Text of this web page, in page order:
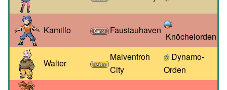
Kamillo Faustauhaven
Knöchelorden
Walter
Malvenfroh
City
Dynamo-
Orden